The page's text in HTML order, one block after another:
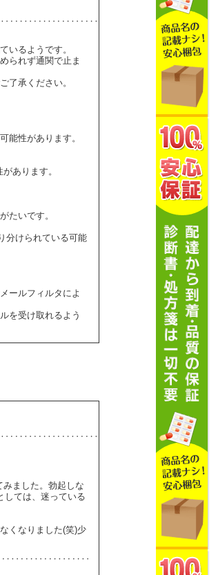
いるようです。
られず通関で止ま
了承ください。
能性があります。
あります。
たいです。
分けられている可能
ールフィルタによ
を受け取れるよう
ました。勃起しな
しては、迷っている
くなりました(笑)少